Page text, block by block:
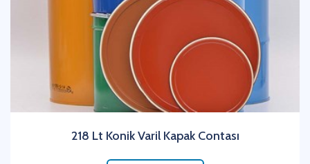
218 Lt Konik Varil Kapak Contası